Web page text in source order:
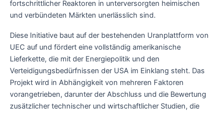
fortschrittlicher Reaktoren in unterversorgten heimischen
und verbündeten Märkten unerlässlich sind.
Diese Initiative baut auf der bestehenden Uranplattform von
UEC auf und fördert eine vollständig amerikanische
Lieferkette, die mit der Energiepolitik und den
Verteidigungsbedürfnissen der USA im Einklang steht. Das
Projekt wird in Abhängigkeit von mehreren Faktoren
vorangetrieben, darunter der Abschluss und die Bewertung
zusätzlicher technischer und wirtschaftlicher Studien, die